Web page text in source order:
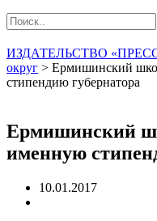
ИЗДАТЕЛЬСТВО
округ > Ермишинский
стипендию губернатора
Ермишинский
именную
10.01.2017